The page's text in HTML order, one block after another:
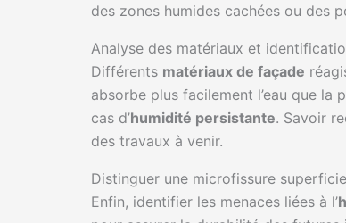
des zones humides cachées ou des
Analyse des matériaux et
Différents matériaux de façade
absorbe plus facilement l’eau que
cas d’humidité persistante. Savoir
des travaux à venir.
Distinguer une microfissure
Enfin, identifier les menaces liées à l’